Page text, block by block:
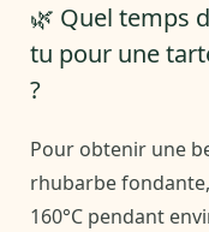
🌿 Quel temps
tu pour une
?
Pour obtenir une
rhubarbe
160°C pendant